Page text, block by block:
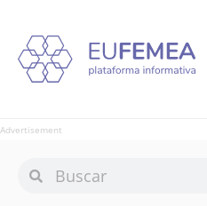
Advertisement